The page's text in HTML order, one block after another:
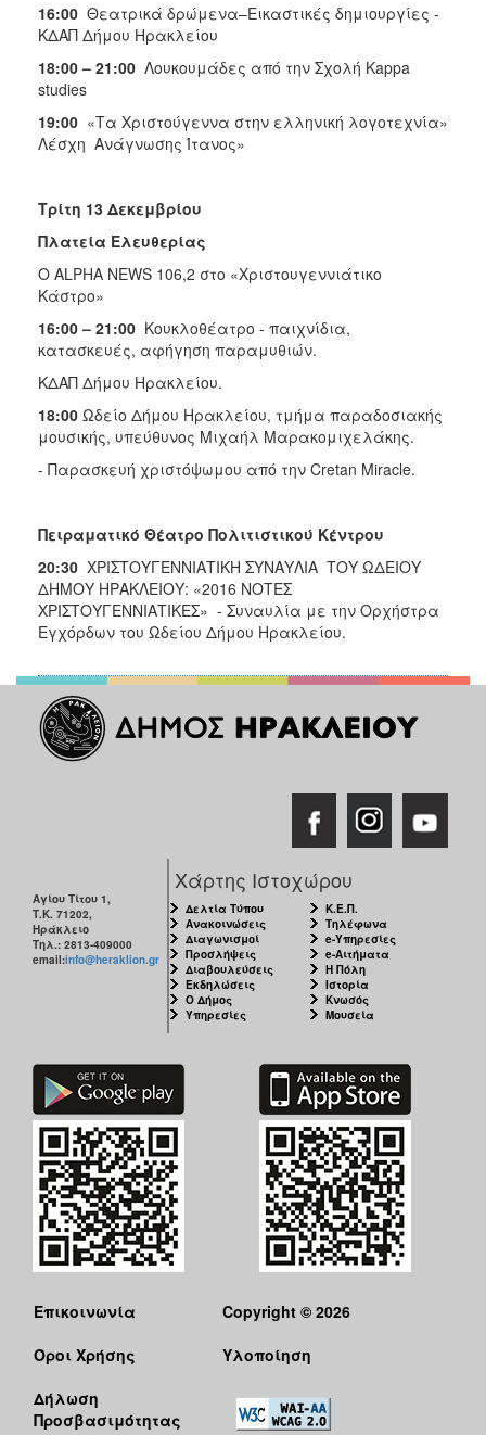
16:00 Θεατρικά δρώμενα–Εικαστικές δημιουργίες -
ΚΔΑΠ Δήμου Ηρακλείου
18:00 – 21:00 Λουκουμάδες από την Σχολή Kappa
studies
19:00 «Τα Χριστούγεννα στην ελληνική λογοτεχνία»
Λέσχη Ανάγνωσης Ίτανος»
Τρίτη 13 Δεκεμβρίου
Πλατεία Ελευθερίας
O ALPHA ΝEWS 106,2 στο «Χριστου­γεννιάτικο
Κάστρο»
16:00 – 21:00 Κουκλοθέατρο - παιχνίδια,
κατασκευές, αφήγηση παραμυθιών.
ΚΔΑΠ Δήμου Ηρακλείου.
18:00 Ωδείο Δήμου Ηρακλείου, τμήμα παραδοσιακής
μουσικής, υπεύθυνος Μιχαήλ Μαρακομιχελάκης.
- Παρασκευή χριστόψωμου από την Cretan Miracle.
Πειραματικό Θέατρο Πολιτιστικού Κέντρου
20:30 ΧΡΙΣΤΟΥΓΕΝΝΙΑΤΙΚΗ ΣΥΝΑΥΛΙΑ ΤΟΥ ΩΔΕΙΟΥ
ΔΗΜΟΥ ΗΡΑΚΛΕΙΟΥ: «2016 ΝΟΤΕΣ
ΧΡΙΣΤΟΥΓΕΝΝΙΑΤΙΚΕΣ» - Συναυλία με την Ορχήστρα
Εγχόρδων του Ωδείου Δήμου Ηρακλείου.
Αγίου Τίτου 1,
Τ.Κ. 71202,
Ηράκλειο
Τηλ.: 2813-409000
email:info@heraklion.gr
Χάρτης Ιστοχώρου
Δελτία Τύπου
Ανακοινώσεις
Διαγωνισμοί
Προσλήψεις
Διαβουλεύσεις
Εκδηλώσεις
Ο Δήμος
Υπηρεσίες
Κ.Ε.Π.
Τηλέφωνα
e-Υπηρεσίες
e-Αιτήματα
Η Πόλη
Ιστορία
Κνωσός
Μουσεία
Επικοινωνία
Όροι Χρήσης
Δήλωση
Προσβασιμότητας
Copyright © 2026
Υλοποίηση